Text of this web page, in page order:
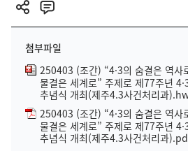
첨부파일
250403 (조간) “4·3의 숨결은 역사
물결은 세계로” 주제로 제77주년
추념식 개최(제주4.3사건처리과
250403 (조간) “4·3의 숨결은 역사
물결은 세계로” 주제로 제77주년
추념식 개최(제주4.3사건처리과